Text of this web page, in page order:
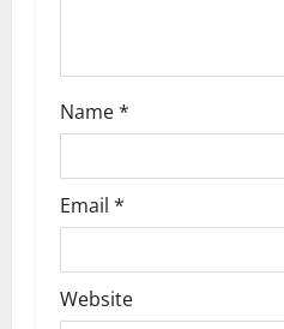
Name*
Email *
Website